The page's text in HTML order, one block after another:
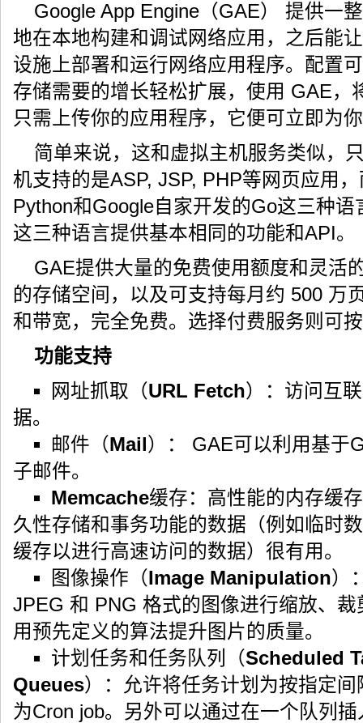
Google App Engine（GAE） 提供一
地在本地构建和调试网络应用，之后能
设施上部署和运行网络应用程序。配置
存储需要的增长轻松扩展，使用 GAE，
只需上传你的应用程序，它便可立即为
简单来说，这和虚拟主机服务类似，
机支持的是ASP, JSP, PHP等网页应用
Python和Google自家开发的Go这三种
这三种语言提供基本相同的功能和API。
GAE提供大量的免费使用额度和灵活
的存储空间，以及可支持每月约 500 万
和带宽，完全免费。选择付费服务则可
功能支持
网址抓取（URL Fetch）：访问互
据。
邮件（Mail）： GAE可以利用基于
子邮件。
Memcache缓存：高性能的内存缓
久性存储和事务功能的数据（例如临时
缓存以进行高速访问的数据）很有用。
图像操作（Image Manipulation）
JPEG 和 PNG 格式的图像进行缩放、
用预先定义的算法提升图片的质量。
计划任务和任务队列（Scheduled
Queues）：允许将任务计划为按指定
为Cron job。另外可以通过在一个队列